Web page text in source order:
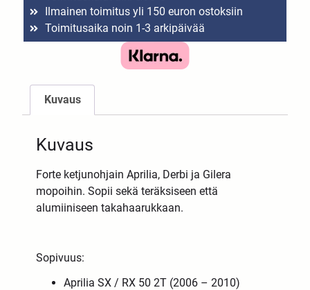
Ilmainen toimitus yli 150 euron ostoksiin
Toimitusaika noin 1-3 arkipäivää
Kuvaus
Kuvaus
Forte ketjunohjain Aprilia, Derbi ja Gilera
mopoihin. Sopii sekä teräksiseen että
alumiiniseen takahaarukkaan.
Sopivuus:
Aprilia SX / RX 50 2T (2006 – 2010)